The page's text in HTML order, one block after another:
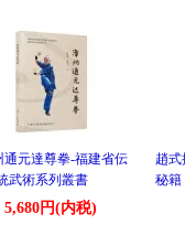
通元達尊拳-福建省伝
武術系列叢書
5,680円(内税)
趙
秘籍